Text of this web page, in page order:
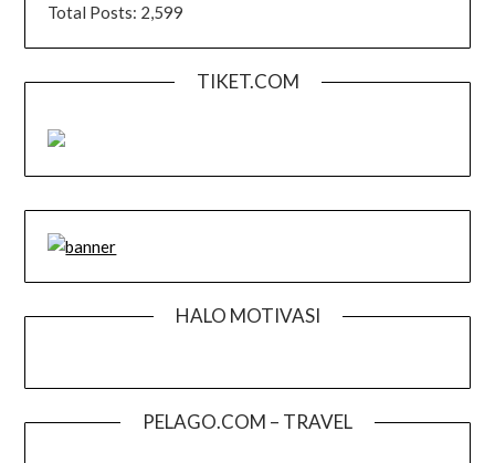
Total Posts: 2,599
TIKET.COM
HALO MOTIVASI
PELAGO.COM – TRAVEL